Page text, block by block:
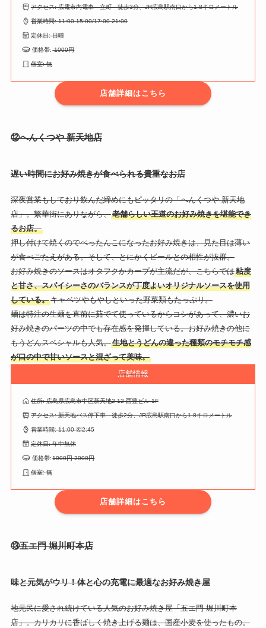
アクセス: 広電市内電車 立町 徒歩3分、JR広島駅南口から1.8キロメートル
営業時間: 11:00-15:00/17:00-21:00
定休日: 日曜
価格帯: -1000円
個室: 無
店舗詳細はこちら
⑫へんくつや 新天地店
遅い時間にお好み焼きが食べられる貴重なお店
深夜営業もしており飲んだ締めにもピッタリの「へんくつや 新天地
店」。繁華街にありながら、老舗らしい王道のお好み焼きを堪能でき
るお店。
押し付けて焼くのでぺったんこになったお好み焼きは、見た目は薄い
が食べごたえがある。そして、とにかくビールとの相性が抜群。
お好み焼きのソースはオタフクかカープが主流だが、こちらでは粘度
と甘さ、スパイシーさのバランスが丁度よいオリジナルソースを使用
している。キャベツやもやしといった野菜類もたっぷり。
麺は特注の生麺を直前に茹でて使っているからコシがあって、濃いお
好み焼きのパーツの中でも存在感を発揮している。お好み焼きの他に
もうどんスペシャルも人気。生地とうどんの違った種類のモチモチ感
が口の中で甘いソースと混ざって美味。
店舗情報
住所: 広島県広島市中区新天地2-12 西豊ビル 1F
アクセス: 新天地バス停下車 徒歩2分、JR広島駅南口から1.8キロメートル
営業時間: 11:00-翌2:45
定休日: 年中無休
価格帯: 1000円-2000円
個室: 無
店舗詳細はこちら
⑬五エ門 堀川町本店
味と元気がウリ！体と心の充電に最適なお好み焼き屋
地元民に愛され続けている人気のお好み焼き屋「五エ門 堀川町本
店」。カリカリに香ばしく焼き上げる麺は、国産小麦を使ったもの。